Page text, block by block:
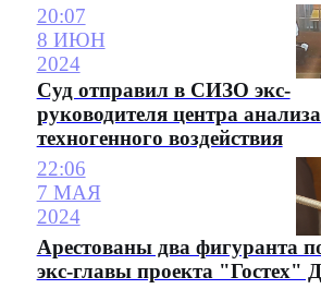
20:07
8 ИЮН
2024
Суд отправил в СИЗО экс-
руководителя центра
техногенного воздействия
22:06
7 МАЯ
2024
Арестованы два фигуранта
экс-главы проекта "Гостех"